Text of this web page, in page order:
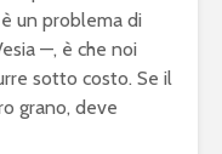
un problema di
—, è che noi
sotto costo. Se il
grano, deve